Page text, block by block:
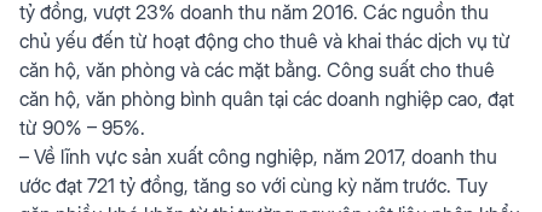
tỷ đồng, vượt 23% doanh thu năm 2016. Các nguồn thu
chủ yếu đến từ hoạt động cho thuê và khai thác dịch vụ từ
căn hộ, văn phòng và các mặt bằng. Công suất cho thuê
căn hộ, văn phòng bình quân tại các doanh nghiệp cao, đạt
từ 90% – 95%.
– Về lĩnh vực sản xuất công nghiệp, năm 2017, doanh thu
ước đạt 721 tỷ đồng, tăng so với cùng kỳ năm trước. Tuy